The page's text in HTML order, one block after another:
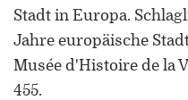
Stadt in Europa.
Jahre europäische
Musée d'Histoire de la
455.